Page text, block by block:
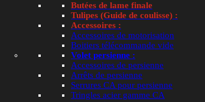
Butées de lame finale
Tulipes (Guide de coulisse) :
Accessoires :
Accessoires de motorisation
Boitiers télécommande vide
Volet persienne :
Accessoires de persienne
Arrêts de persienne
Serrures CA pour persienne
Tringles acier gamme CA